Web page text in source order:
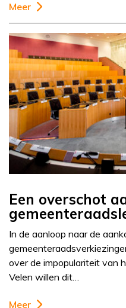
Meer
Een overschot
In de aanloop naar de
over de impopulariteit van
Velen willen dit…
Meer